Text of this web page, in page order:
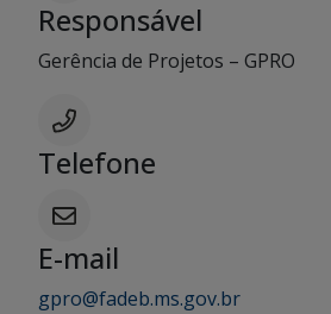
Responsável
Gerência de Projetos – GPRO
Telefone
E-mail
gpro@fadeb.ms.gov.br